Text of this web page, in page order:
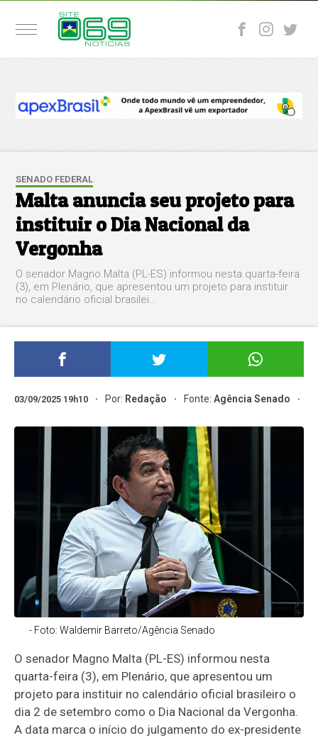
SENADO FEDERAL
Malta anuncia seu projeto para
instituir o Dia Nacional da
Vergonha
O senador Magno Malta (PL-ES) informou nesta quarta-feira
(3), em Plenário, que apresentou um projeto para instituir
no calendário oficial brasilei...
03/09/2025 19h10 Por: Redação Fonte:Agência Senado
- Foto: Waldemir Barreto/Agência Senado
O senador Magno Malta (PL-ES) informou nesta
quarta-feira (3), em Plenário, que apresentou um
projeto para instituir no calendário oficial brasileiro o
dia 2 de setembro como o Dia Nacional da Vergonha.
A data marca o início do julgamento do ex-presidente